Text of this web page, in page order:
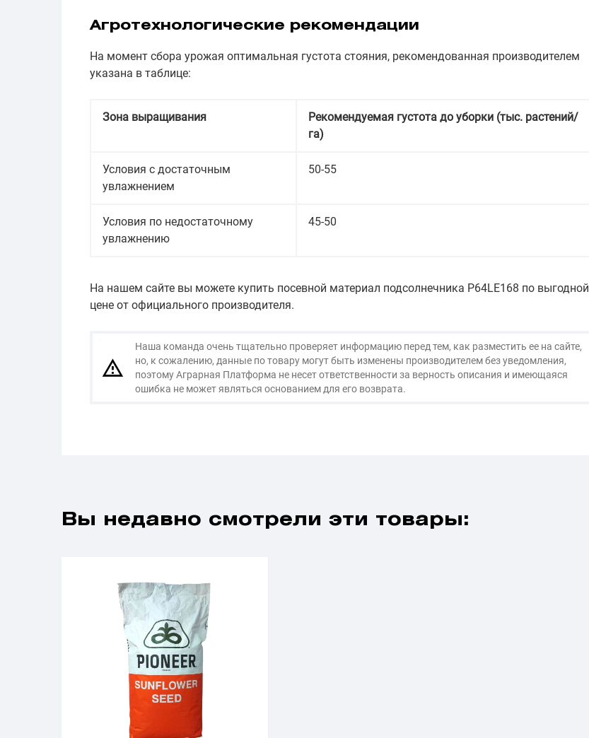
Агротехнологические рекомендации
На момент сбора урожая оптимальная густота стояния, рекомендованная производителем
указана в таблице:
Зона выращивания
Рекомендуемая густота до уборки (тыс. растений/
га)
Условия с достаточным
увлажнением
50-55
Условия по недостаточному
увлажнению
45-50
На нашем сайте вы можете купить посевной материал подсолнечника P64LE168 по выгодной
цене от официального производителя.
Наша команда очень тщательно проверяет информацию перед тем, как разместить ее на сайте,
но, к сожалению, данные по товару могут быть изменены производителем без уведомления,
поэтому Аграрная Платформа не несет ответственности за верность описания и имеющаяся
ошибка не может являться основанием для его возврата.
Вы недавно смотрели эти товары: